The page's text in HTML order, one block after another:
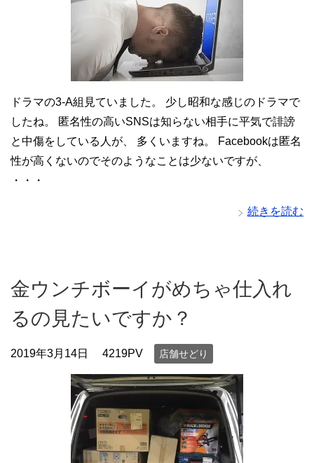
ドラマの3-A組見ていました。 少し昭和な感じのドラマで
したね。 匿名性の高いSNSは知らない相手に平気で誹謗
と中傷をしている人が、 多くいますね。 Facebookは匿名
性が高くないのでそのようなことは少ないですが、
・・・
続きを読む
金ウンチボーイがめちゃ仕入れ
るの見たいですか？
2019年3月14日 4219PV 店舗せどり